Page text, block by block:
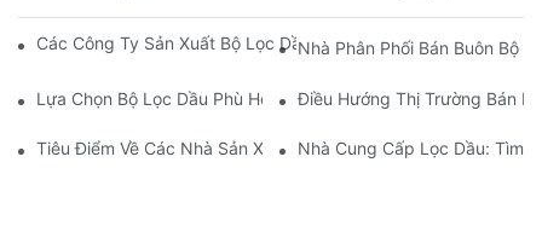
Các Công Ty Sản Xuất Bộ Lọc Dầu Hàng Đầu: Tổng Quan Toàn
Nhà Phân Phối Bán Buôn Bộ
Lựa Chọn Bộ Lọc Dầu Phù Hợp Cho Mẫu Xe Của Bạn: Những
Điều Hướng Thị Trường Bán
Tiêu Điểm Về Các Nhà Sản Xuất Bộ Lọc Dầu Hàng Đầu Và
Nhà Cung Cấp Lọc Dầu: Tìm